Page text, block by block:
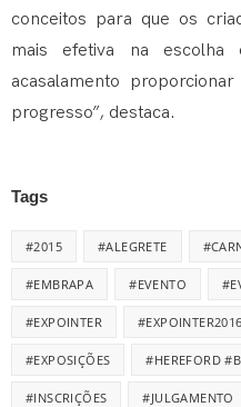
conceitos para que os
mais efetiva na
acasalamento
progresso”, destaca.
Tags
#2015 #ALEGRETE
#EMBRAPA #EVENTO
#EXPOINTER #EXPOINTER2016
#EXPOSIÇÕES #HEREFORD
#INSCRIÇÕES #JULGAMENTO